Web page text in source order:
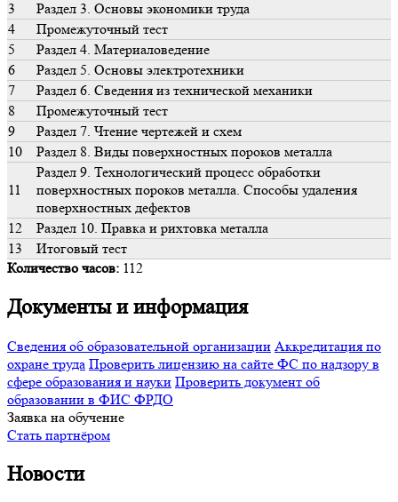
3
Раздел 3. Основы экономики труда
4
Промежуточный тест
5
Раздел 4. Материаловедение
6
Раздел 5. Основы электротехники
7
Раздел 6. Сведения из технической механики
8
Промежуточный тест
9
Раздел 7. Чтение чертежей и схем
10
Раздел 8. Виды поверхностных пороков металла
11
Раздел 9. Технологический процесс обработки
поверхностных пороков металла. Способы удаления
поверхностных дефектов
12
Раздел 10. Правка и рихтовка металла
13
Итоговый тест
Количество часов: 112
Документы и информация
Сведения об образовательной организации Аккредитация по
охране труда Проверить лицензию на сайте ФС по надзору в
сфере образования и науки Проверить документ об
образовании в ФИС ФРДО
Заявка на обучение
Стать партнёром
Новости